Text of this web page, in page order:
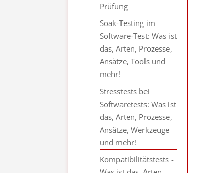
Prüfung
Soak-Testing im
Software-Test: Was ist
das, Arten, Prozesse,
Ansätze, Tools und
mehr!
Stresstests bei
Softwaretests: Was ist
das, Arten, Prozesse,
Ansätze, Werkzeuge
und mehr!
Kompatibilitätstests -